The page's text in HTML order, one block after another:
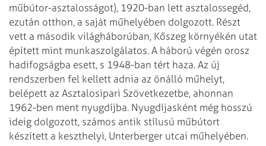
műbútor-asztalosságot), 1920-ban lett asztalossegéd,
ezután otthon, a saját műhelyében dolgozott. Részt
vett a második világháborúban, Kőszeg környékén utat
épített mint munkaszolgálatos. A háború végén orosz
hadifogságba esett, s 1948-ban tért haza. Az új
rendszerben fel kellett adnia az önálló műhelyt,
belépett az Asztalosipari Szövetkezetbe, ahonnan
1962-ben ment nyugdíjba. Nyugdíjasként még hosszú
ideig dolgozott, számos antik stílusú műbútort
készített a keszthelyi, Unterberger utcai műhelyében.